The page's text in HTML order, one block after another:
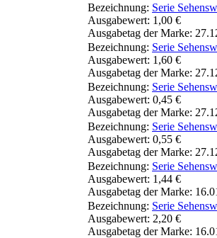
Bezeichnung: Serie
Ausgabewert: 1,00 €
Ausgabetag der Marke:
Bezeichnung: Serie
Ausgabewert: 1,60 €
Ausgabetag der Marke:
Bezeichnung: Serie
Ausgabewert: 0,45 €
Ausgabetag der Marke:
Bezeichnung: Serie
Ausgabewert: 0,55 €
Ausgabetag der Marke:
Bezeichnung: Serie
Ausgabewert: 1,44 €
Ausgabetag der Marke:
Bezeichnung: Serie
Ausgabewert: 2,20 €
Ausgabetag der Marke: